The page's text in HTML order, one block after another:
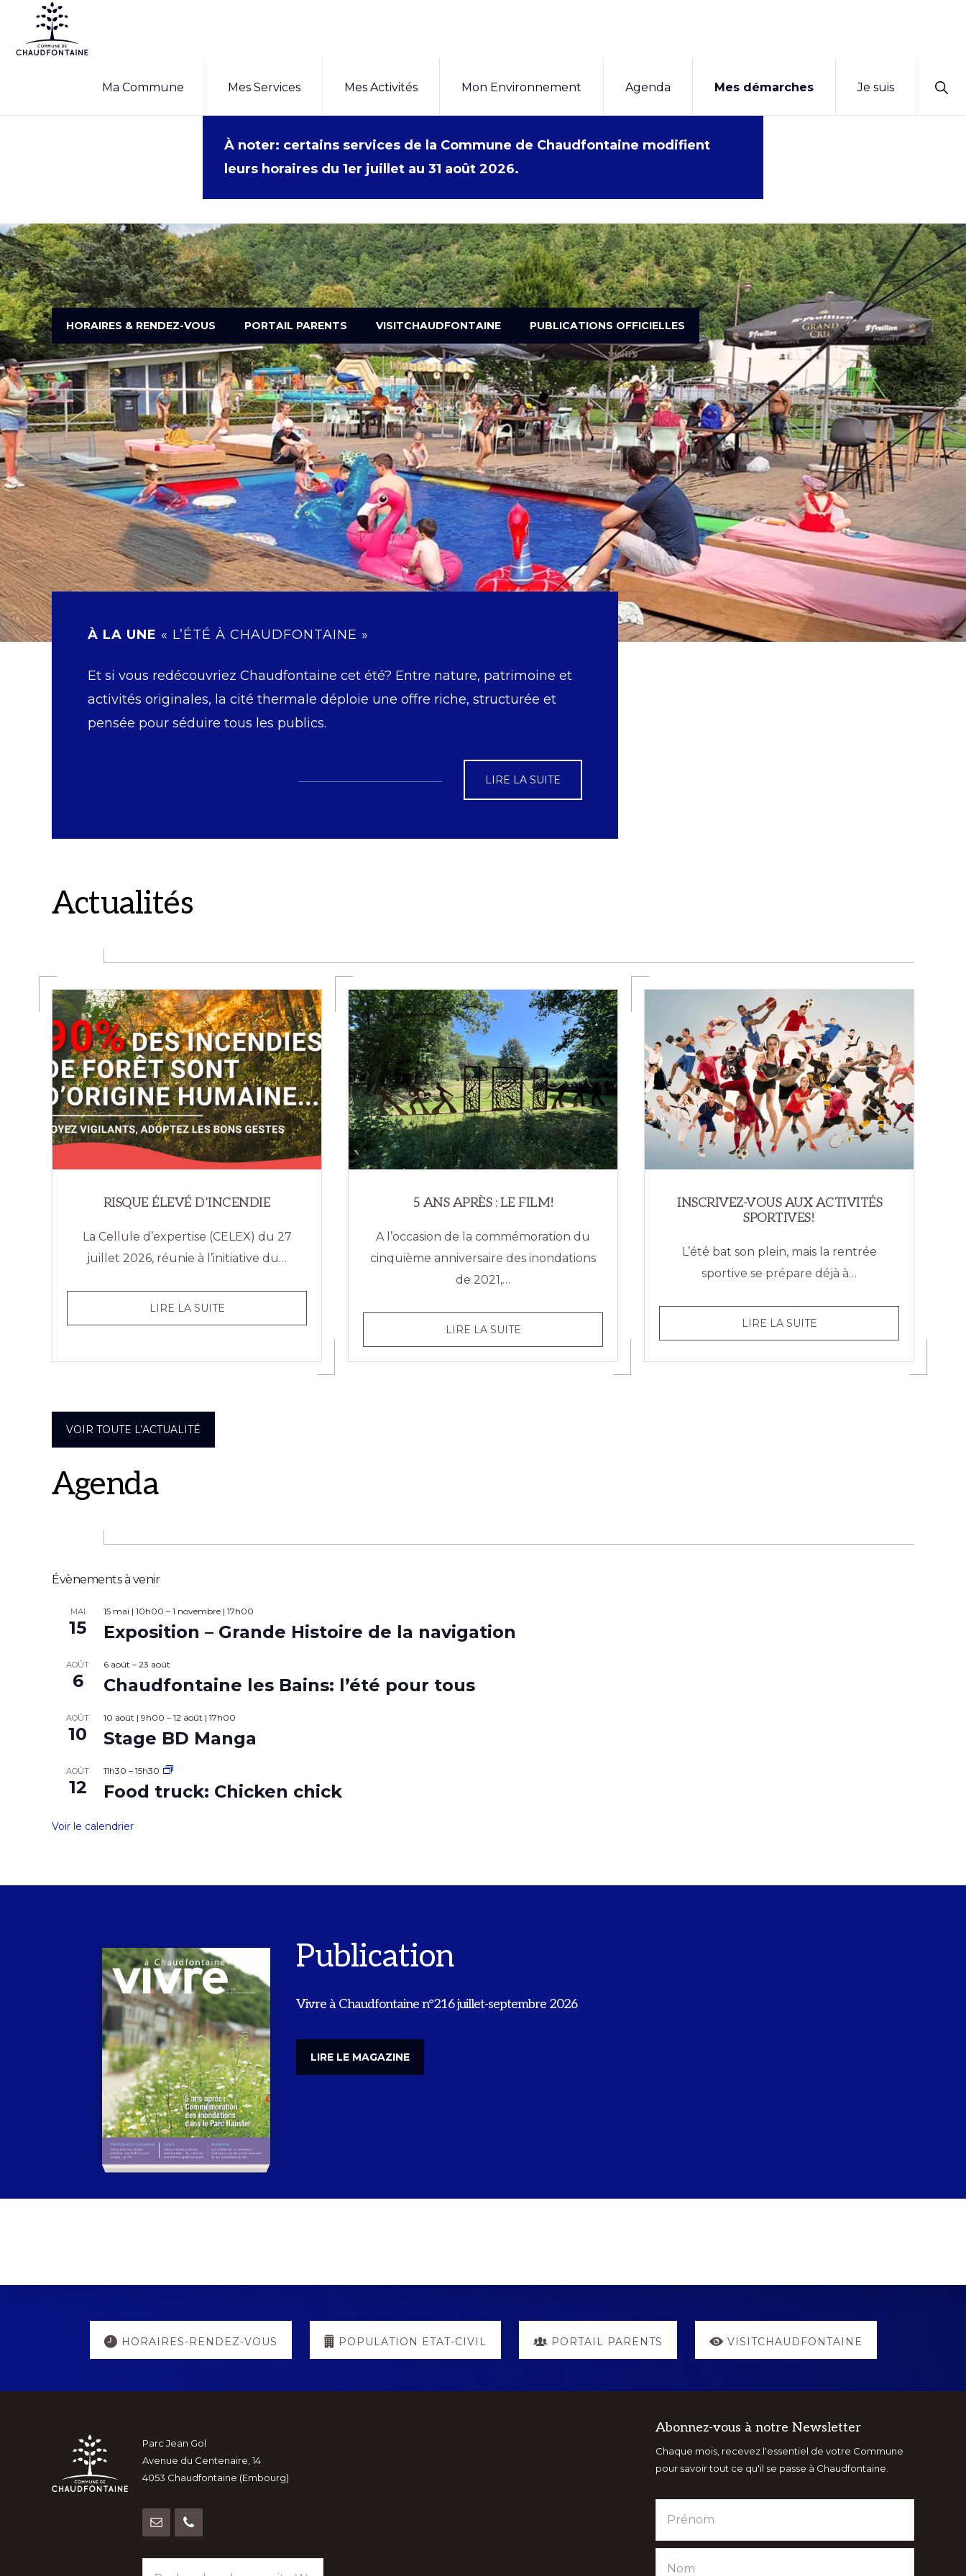
Passer
Passer
contenu
CHAUDFONTAINE
de
Ma Commune Mes Services Mes Activités Mon Environnement Agenda Mes démarches Je suis
À noter: certains services de la Commune de Chaudfontaine modifient
leurs horaires du 1er juillet au 31 août 2026.
HORAIRES & RENDEZ-VOUS PORTAIL PARENTS VISITCHAUDFONTAINE PUBLICATIONS OFFICIELLES
À LA UNE « L’ÉTÉ À CHAUDFONTAINE »
Et si vous redécouvriez Chaudfontaine cet été? Entre nature, patrimoine et
activités originales, la cité thermale déploie une offre riche, structurée et
pensée pour séduire tous les publics.
LIRE LA SUITE
Actualités
RISQUE ÉLEVÉ D’INCENDIE
La Cellule d’expertise (CELEX) du 27
juillet 2026, réunie à l’initiative du…
LIRE LA SUITERISQUE
ÉLEVÉ
5 ANS APRÈS : LE FILM!
A l’occasion de la commémoration du
cinquième anniversaire des inondations
de 2021,…
LIRE LA SUITE5
ANS
INSCRIVEZ-VOUS AUX ACTIVITÉS
SPORTIVES!
L’été bat son plein, mais la rentrée
sportive se prépare déjà à…
LIRE LA SUITEINSCRIVEZ-
VOUS
AUX
VOIR TOUTE L’ACTUALITÉ
Agenda
Évènements à venir
MAI
15
15 mai | 10h00 – 1 novembre | 17h00
Exposition – Grande Histoire de la navigation
AOÛT
6
6 août – 23 août
Chaudfontaine les Bains: l’été pour tous
AOÛT
10
10 août | 9h00 – 12 août | 17h00
Stage BD Manga
AOÛT
12
11h30 – 15h30
Food truck: Chicken chick
Voir le calendrier
Publication
Vivre à Chaudfontaine n°216 juillet-septembre 2026
LIRE LE MAGAZINE
Explore
more
HORAIRES-RENDEZ-VOUS POPULATION ETAT-CIVIL PORTAIL PARENTS VISITCHAUDFONTAINE
Footer
Parc Jean Gol
Avenue du Centenaire, 14
4053 Chaudfontaine (Embourg)
Abonnez-vous à notre Newsletter
Chaque mois, recevez l'essentiel de votre Commune
pour savoir tout ce qu'il se passe à Chaudfontaine.